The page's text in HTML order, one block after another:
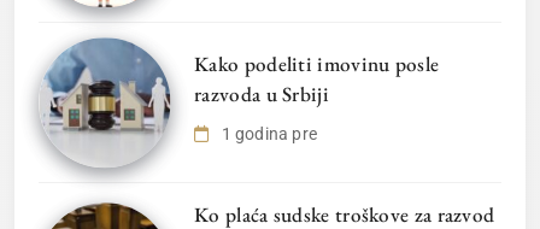
Kako podeliti imovinu posle
razvoda u Srbiji
1 godina pre
Ko plaća sudske troškove za razvod